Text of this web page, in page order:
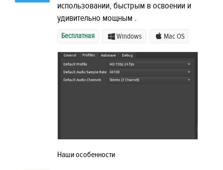
использовании, быстрым в освоении и
удивительно мощным .
Бесплатная Windows Mac OS
Наши особенности